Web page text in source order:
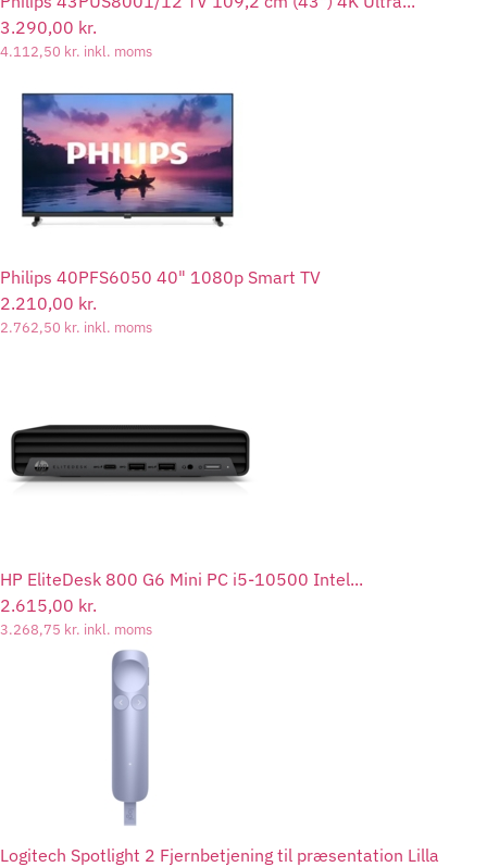
3.290,00 kr.
4.112,50 kr. inkl. moms
Philips 40PFS6050 40" 1080p Smart TV
2.210,00 kr.
2.762,50 kr. inkl. moms
HP EliteDesk 800 G6 Mini PC i5-10500 Intel...
2.615,00 kr.
3.268,75 kr. inkl. moms
Logitech Spotlight 2 Fjernbetjening til præsentation Lilla